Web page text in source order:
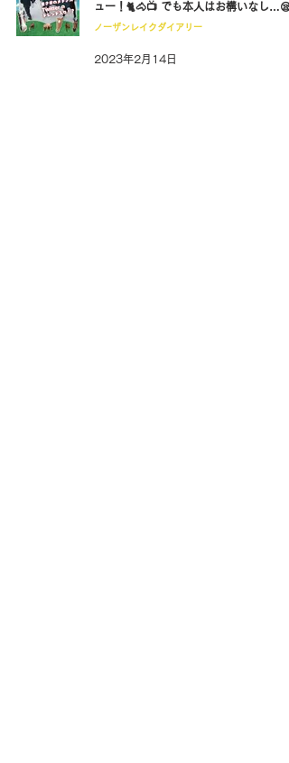
ュー！🐈🐴📺 でも本人はお構いなし…😪
ノーザンレイクダイアリー
2023年2月14日